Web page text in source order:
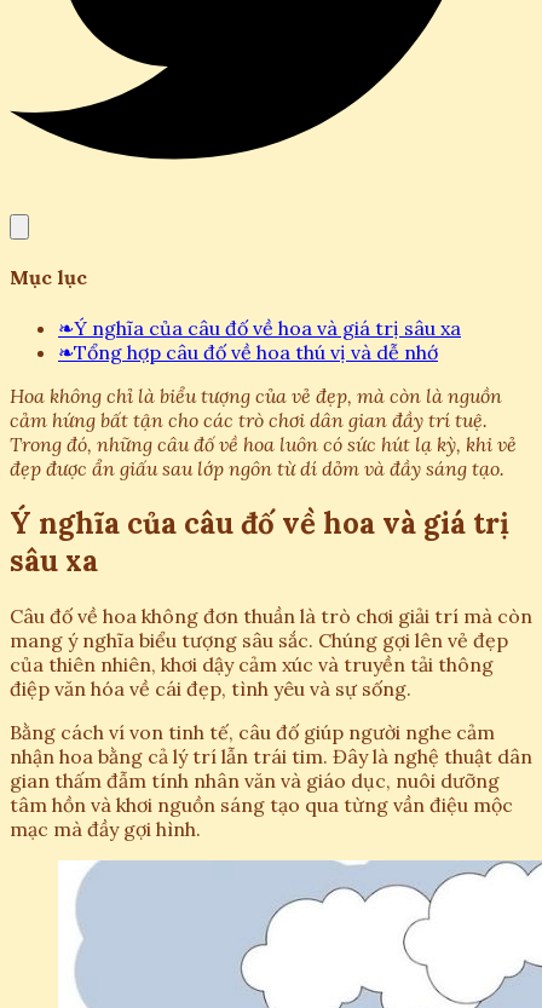
Mục lục
❧Ý nghĩa của câu đố về hoa và giá trị sâu xa
❧Tổng hợp câu đố về hoa thú vị và dễ nhớ
Hoa không chỉ là biểu tượng của vẻ đẹp, mà còn là nguồn
cảm hứng bất tận cho các trò chơi dân gian đầy trí tuệ.
Trong đó, những câu đố về hoa luôn có sức hút lạ kỳ, khi vẻ
đẹp được ẩn giấu sau lớp ngôn từ dí dỏm và đầy sáng tạo.
Ý nghĩa của câu đố về hoa và giá trị
sâu xa
Câu đố về hoa không đơn thuần là trò chơi giải trí mà còn
mang ý nghĩa biểu tượng sâu sắc. Chúng gợi lên vẻ đẹp
của thiên nhiên, khơi dậy cảm xúc và truyền tải thông
điệp văn hóa về cái đẹp, tình yêu và sự sống.
Bằng cách ví von tinh tế, câu đố giúp người nghe cảm
nhận hoa bằng cả lý trí lẫn trái tim. Đây là nghệ thuật dân
gian thấm đẫm tính nhân văn và giáo dục, nuôi dưỡng
tâm hồn và khơi nguồn sáng tạo qua từng vần điệu mộc
mạc mà đầy gợi hình.